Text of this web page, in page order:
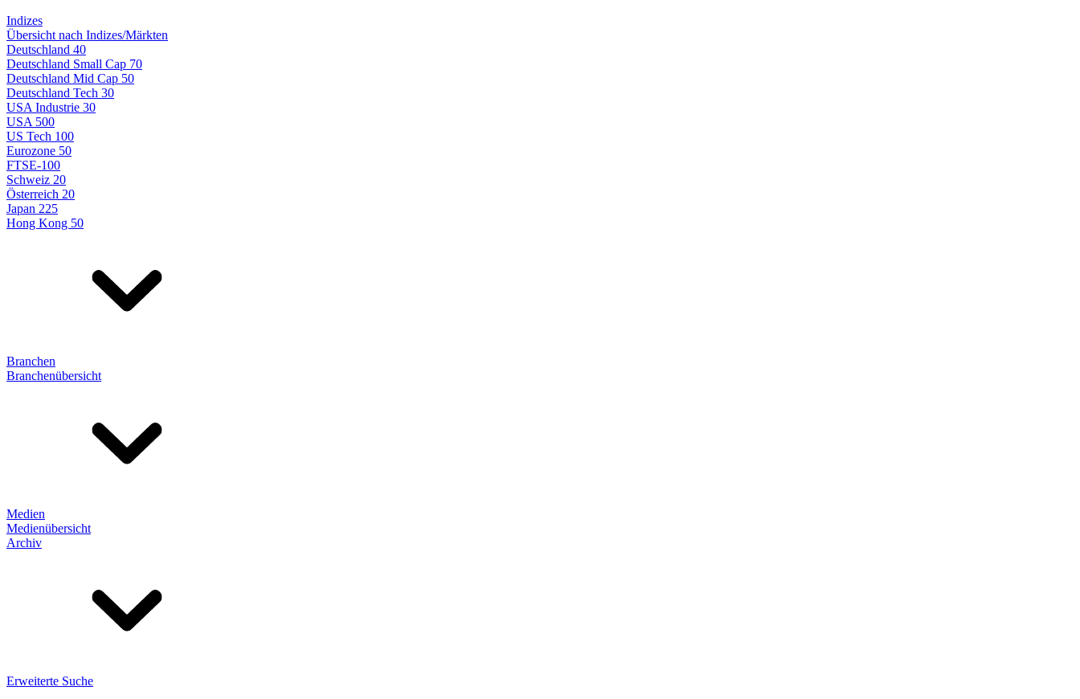
Indizes
Übersicht nach Indizes/Märkten
Deutschland 40
Deutschland Small Cap 70
Deutschland Mid Cap 50
Deutschland Tech 30
USA Industrie 30
USA 500
US Tech 100
Eurozone 50
FTSE-100
Schweiz 20
Österreich 20
Japan 225
Hong Kong 50
Branchen
Branchenübersicht
Medien
Medienübersicht
Archiv
Erweiterte Suche